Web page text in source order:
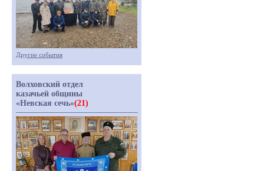
Другие события
Волховский отдел
казачьей общины
«Невская сечь»(21)